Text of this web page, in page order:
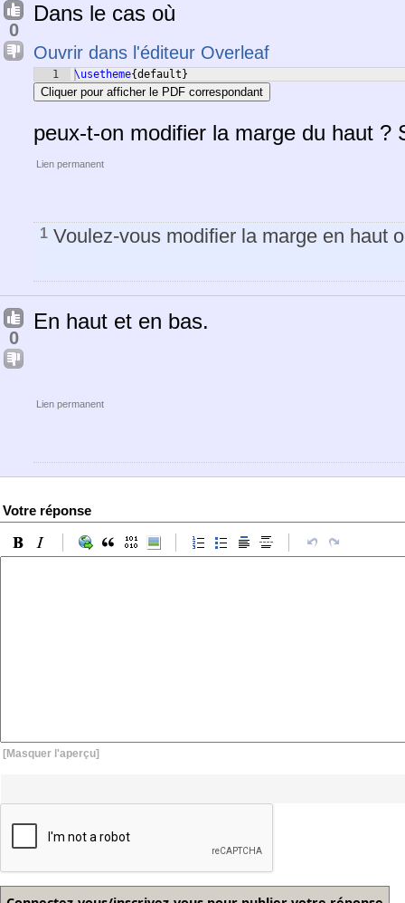
0
Dans le cas où
Ouvrir dans l'éditeur Overleaf
1 \usetheme{default }
Cliquer pour afficher le PDF correspondant
peux-t-on modifier la marge du haut ?
Lien permanent
1 Voulez-vous modifier la marge en haut
0
En haut et en bas.
Lien permanent
Votre réponse
[Masquer l'aperçu]